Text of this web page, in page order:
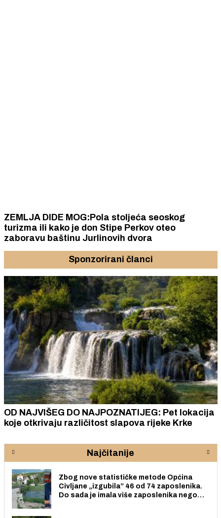
ZEMLJA DIDE MOG:Pola stoljeća seoskog
turizma ili kako je don Stipe Perkov oteo
zaboravu baštinu Jurlinovih dvora
Sponzorirani članci
OD NAJVIŠEG DO NAJPOZNATIJEG: Pet lokacija
koje otkrivaju različitost slapova rijeke Krke
Najčitanije
Zbog nove statističke metode Općina
Civljane „izgubila” 46 od 74 zaposlenika.
Do sada je imala više zaposlenika nego